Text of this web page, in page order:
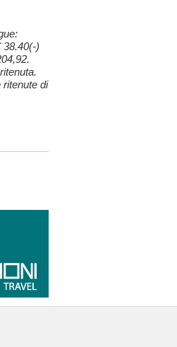
)
ritenute di